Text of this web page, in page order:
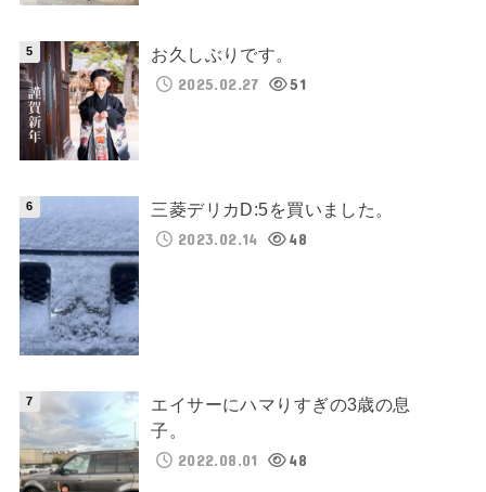
お久しぶりです。
2025.02.27
51
三菱デリカD:5を買いました。
2023.02.14
48
エイサーにハマりすぎの3歳の息
子。
2022.08.01
48